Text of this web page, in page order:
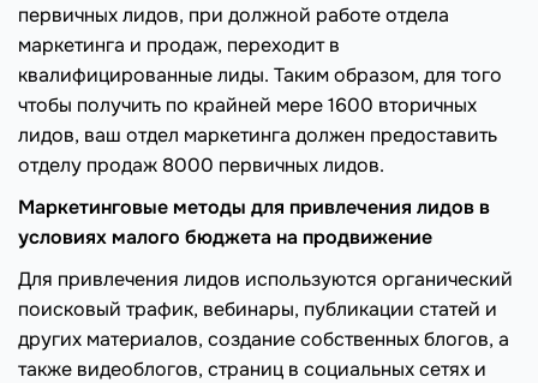
первичных лидов, при должной работе отдела
маркетинга и продаж, переходит в
квалифицированные лиды. Таким образом, для того
чтобы получить по крайней мере 1600 вторичных
лидов, ваш отдел маркетинга должен предоставить
отделу продаж 8000 первичных лидов.
Маркетинговые методы для привлечения лидов в
условиях малого бюджета на продвижение
Для привлечения лидов используются органический
поисковый трафик, вебинары, публикации статей и
других материалов, создание собственных блогов, а
также видеоблогов, страниц в социальных сетях и